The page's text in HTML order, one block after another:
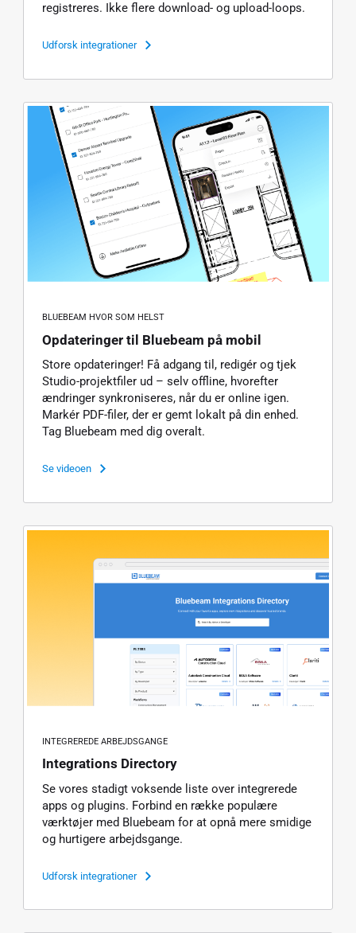
registreres. Ikke flere download- og upload-loops.
Udforsk integrationer
BLUEBEAM HVOR SOM HELST
Opdateringer til Bluebeam på mobil
Store opdateringer! Få adgang til, redigér og tjek
Studio-projektfiler ud – selv offline, hvorefter
ændringer synkroniseres, når du er online igen.
Markér PDF-filer, der er gemt lokalt på din enhed.
Tag Bluebeam med dig overalt.
Se videoen
INTEGREREDE ARBEJDSGANGE
Integrations Directory
Se vores stadigt voksende liste over integrerede
apps og plugins. Forbind en række populære
værktøjer med Bluebeam for at opnå mere smidige
og hurtigere arbejdsgange.
Udforsk integrationer